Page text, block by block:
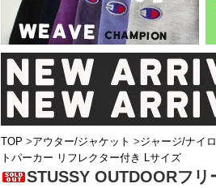
TOP >アウター/ジャケット >ジャージ/ナイ
トパーカー リフレクター付き Lサイズ
STUSSY OUTDOORフ